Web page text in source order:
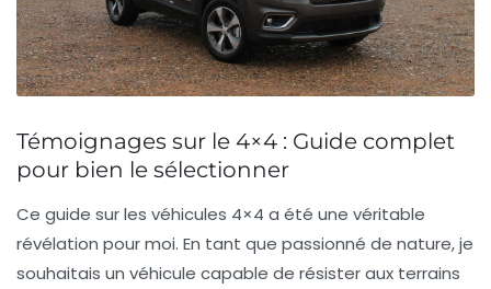
Témoignages sur le 4×4 : Guide complet
pour bien le sélectionner
Ce guide sur les véhicules 4×4 a été une véritable
révélation pour moi. En tant que passionné de nature, je
souhaitais un véhicule capable de résister aux terrains